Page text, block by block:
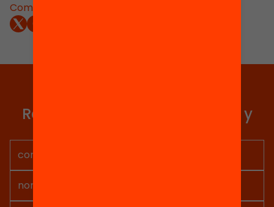
Compartir:
Recibe contenidos, iniciativas y